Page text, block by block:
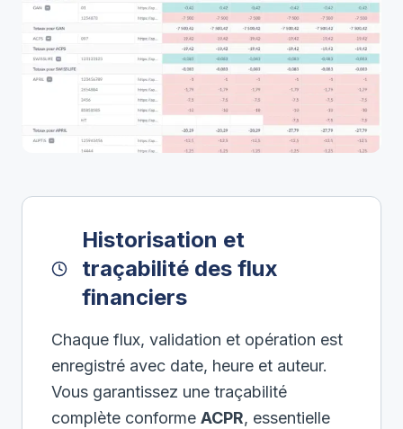
Historisation et
traçabilité des flux
financiers
Chaque flux, validation et opération est
enregistré avec date, heure et auteur.
Vous garantissez une traçabilité
complète conforme ACPR, essentielle